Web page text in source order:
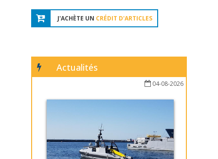
J'ACHÈTE UN CRÉDIT D'ARTICLES
Actualités
04-08-2026